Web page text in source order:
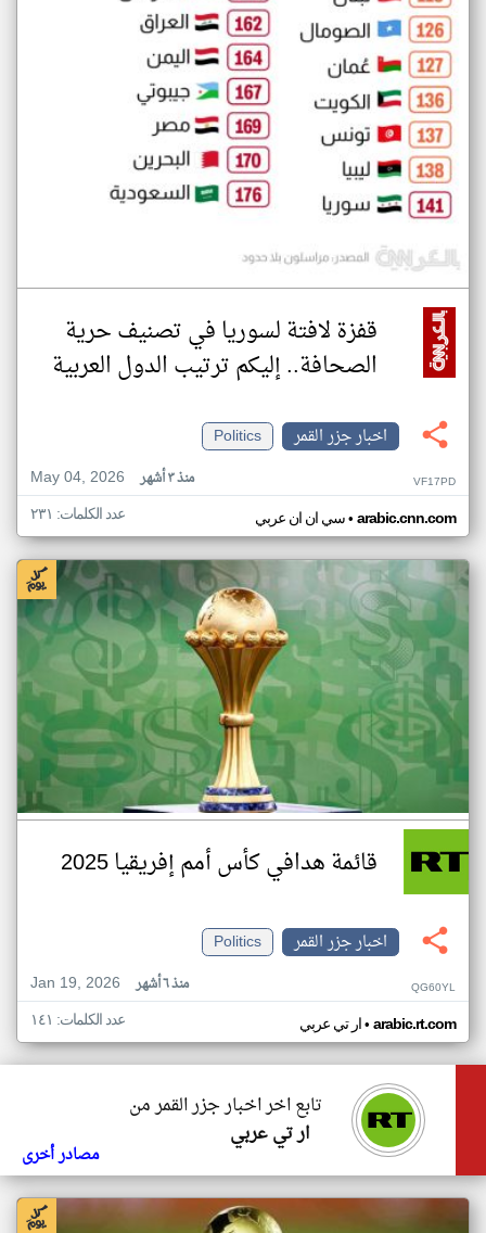
قفزة لافتة لسوريا في تصنيف حرية
الصحافة.. إليكم ترتيب الدول العربية
اخبار جزر القمر
Politics
May 04, 2026
منذ ٣ أشهر VF17PD
سي ان ان عربي• arabic.cnn.com عدد الكلمات: ٢٣١
قائمة هدافي كأس أمم إفريقيا 2025
اخبار جزر القمر
Politics
Jan 19, 2026
منذ ٦ أشهر QG60YL
ار تي عربي• arabic.rt.com عدد الكلمات: ١٤١
تابع اخر اخبار جزر القمر من
ار تي عربي
مصادر أخرى